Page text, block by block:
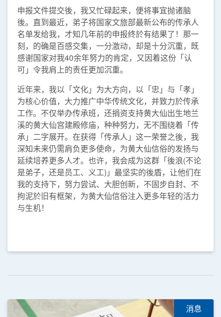
申报文件提交後，我又忙碌起来，便将事宜抛诸脑
後。直到最近，弟子将国家文旅部最新公布的传承人
名单发给我，才知几年前的申报终於有结果了！那一
刻，的确是百感交集，一分激动，却是十分沉重，既
感谢国家对我40余年努力的肯定，又因着这份「认
可」令我肩上的责任更加沉重。
近年来，我以「文化」为大方向，以「忠」与「孝」
为核心价值，大力推广中华传统文化，并致力於传承
工作。不仅举办传承班，还捐资支持黄大仙出生地兰
溪的黄大仙宫建殿修庙，种种努力，无不围绕着「传
承」二字展开。在获得「传承人」这一荣誉之後，我
深知未来仍需肩负更多使命，为黄大仙信俗的发扬与
延续培养更多人才。也许，我会成为这群「後浪(不论
是弟子，还是员工、义工)」最坚实的後盾，让他们在
我的支持下，努力尝试、大胆创新，不固步自封、不
拘泥於旧有框架，为黄大仙信俗注入更多年轻的活力
与生机！
消息